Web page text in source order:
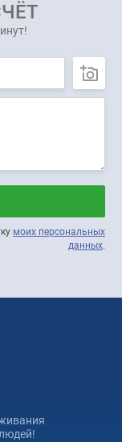
моих персональных
данных.